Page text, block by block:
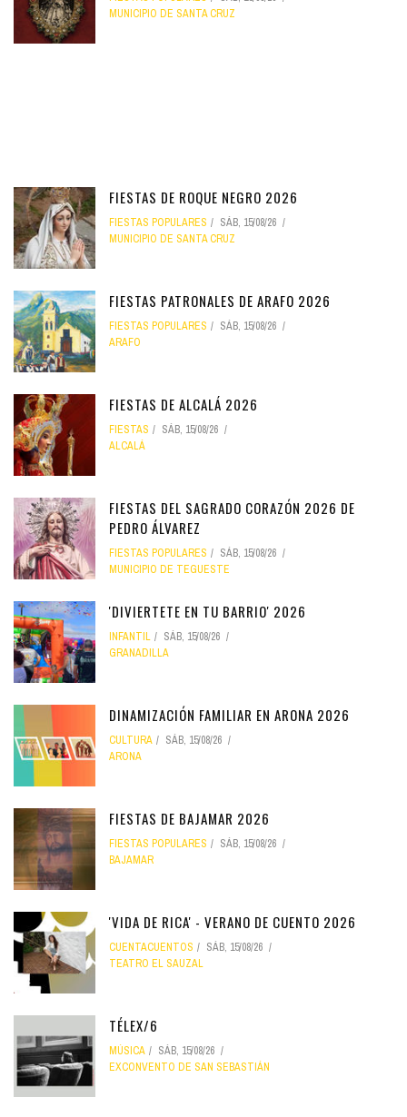
MUNICIPIO DE SANTA CRUZ
FIESTAS DE ROQUE NEGRO 2026
FIESTAS POPULARES
SÁB, 15/08/26
MUNICIPIO DE SANTA CRUZ
FIESTAS PATRONALES DE ARAFO 2026
FIESTAS POPULARES
SÁB, 15/08/26
ARAFO
FIESTAS DE ALCALÁ 2026
FIESTAS
SÁB, 15/08/26
ALCALÁ
FIESTAS DEL SAGRADO CORAZÓN 2026 DE
PEDRO ÁLVAREZ
FIESTAS POPULARES
SÁB, 15/08/26
MUNICIPIO DE TEGUESTE
'DIVIERTETE EN TU BARRIO' 2026
INFANTIL
SÁB, 15/08/26
GRANADILLA
DINAMIZACIÓN FAMILIAR EN ARONA 2026
CULTURA
SÁB, 15/08/26
ARONA
FIESTAS DE BAJAMAR 2026
FIESTAS POPULARES
SÁB, 15/08/26
BAJAMAR
'VIDA DE RICA' - VERANO DE CUENTO 2026
CUENTACUENTOS
SÁB, 15/08/26
TEATRO EL SAUZAL
TÉLEX/6
MÚSICA
SÁB, 15/08/26
EXCONVENTO DE SAN SEBASTIÁN